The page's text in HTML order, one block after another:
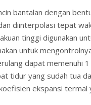
bantalan dengan
diinterpolasi tepat
tinggi digunakan
untuk
dapat memenuhi
tidur yang sudah tua
ekspansi